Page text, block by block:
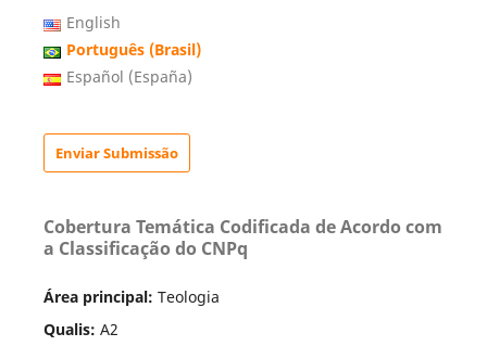
English
Português (Brasil)
Español (España)
Enviar Submissão
Cobertura Temática Codificada de Acordo com
a Classificação do CNPq
Área principal: Teologia
Qualis: A2